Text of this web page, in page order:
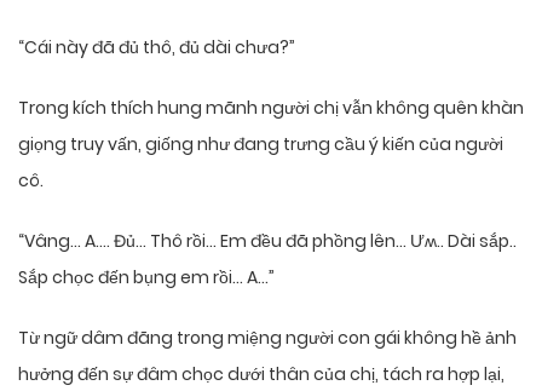
“Cái này đã đủ thô, đủ dài chưa?”
Trong kích thích hung mãnh người chị vẫn không quên khàn
giọng truy vấn, giống như đang trưng cầu ý kiến của người
cô.
“Vâng… A…. Đủ… Thô rồi… Em đều đã phồng lên… Ưʍ.. Dài sắp..
Sắp chọc đến bụng em rồi… A…”
Từ ngữ dâm đãng trong miệng người con gái không hề ảnh
hưởng đến sự đâm chọc dưới thân của chị, tách ra hợp lại,